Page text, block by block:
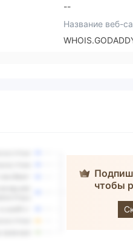
--
Название веб-
чтобы